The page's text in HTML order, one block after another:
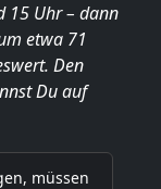
15 Uhr – dann
etwa 71
Den
Du auf
müssen